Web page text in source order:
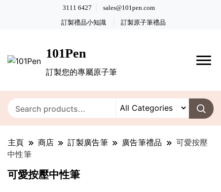
3111 6427 sales@101pen.com
訂製禮品小知識 訂製原子筆禮品
101Pen
訂製您的專屬原子筆
主頁 商店 訂製廣告筆 廣告筆禮品
可愛按壓
中性筆
可愛按壓中性筆